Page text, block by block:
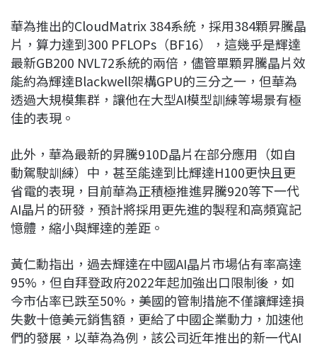
華為推出的CloudMatrix 384系統，採用384顆昇騰晶
片，算力達到300 PFLOPs（BF16），這幾乎是輝達
最新GB200 NVL72系統的兩倍，儘管單顆昇騰晶片效
能約為輝達Blackwell架構GPU的三分之一，但華為
透過大規模集群，讓他在大型AI模型訓練等場景有極
佳的表現。
此外，華為最新的昇騰910D晶片在部分應用（如自
動駕駛訓練）中，甚至能達到比輝達H100更快且更
省電的表現，目前華為正積極推進昇騰920等下一代
AI晶片的研發，預計將採用更先進的製程和高頻寬記
憶體，縮小與輝達的差距。
黃仁勳指出，過去輝達在中國AI晶片市場佔有率高達
95%，但自拜登政府2022年起加強出口限制後，如
今市佔率已跌至50%，美國的管制措施不僅讓輝達損
失數十億美元銷售額，更給了中國企業動力，加速他
們的發展，以華為為例，該公司近年推出的新一代AI